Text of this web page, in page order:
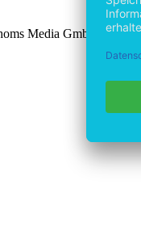
Media GmbH